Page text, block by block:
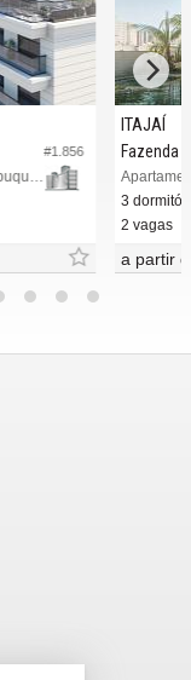
#1.856
Apartamento no Edifício Barão de Albuquerque
ITAJAÍ
Fazenda
3
2 vagas
a partir